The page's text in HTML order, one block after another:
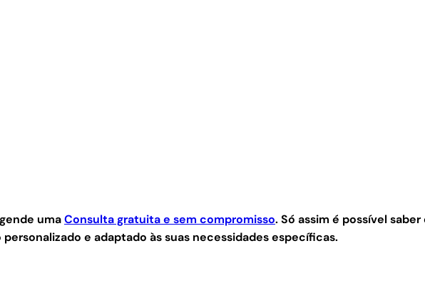
umaConsulta gratuita e sem compromisso.Só assim é possível
e adaptado às suas necessidades específicas.